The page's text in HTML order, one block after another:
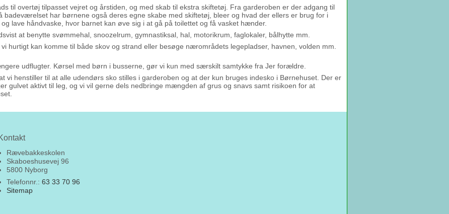
til overtøj tilpasset vejret og årstiden, og med skab til ekstra skiftetøj. Fra garderoben er der adgang til
badeværelset har børnene også deres egne skabe med skiftetøj, bleer og hvad der ellers er brug for i
lave håndvaske, hvor barnet kan øve sig i at gå på toilettet og få vasket hænder.
at benytte svømmehal, snoozelrum, gymnastiksal, hal, motorikrum, faglokaler, bålhytte mm.
hurtigt kan komme til både skov og strand eller besøge nærområdets legepladser, havnen, volden mm.
udflugter. Kørsel med børn i busserne, gør vi kun med særskilt samtykke fra Jer forældre.
vi henstiller til at alle udendørs sko stilles i garderoben og at der kun bruges indesko i Børnehuset. Der er
gulvet aktivt til leg, og vi vil gerne dels nedbringe mængden af grus og snavs samt risikoen for at
Rævebakkeskolen
Skaboeshusevej 96
5800 Nyborg
Telefonnr.: 63 33 70 96
Sitemap